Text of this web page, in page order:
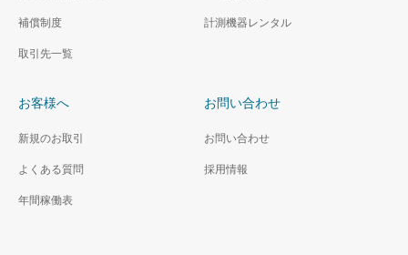
補償制度
取引先一覧
計測機器レンタル
お客様へ
新規のお取引
よくある質問
年間稼働表
お問い合わせ
お問い合わせ
採用情報